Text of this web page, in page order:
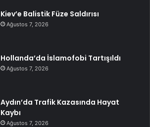
Kiev’e Balistik Füze Saldırısı
Ağustos 7, 2026
Hollanda’da İslamofobi Tartışıldı
Ağustos 7, 2026
Aydın’da Trafik Kazasında Hayat
Kaybı
Ağustos 7, 2026